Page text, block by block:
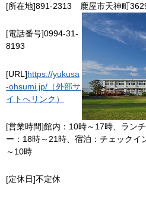
[所在地]891-2313 鹿屋市天神町
[電話番号]0994-31-
8193
[URL]https://yukusa
-ohsumi.jp/（外部サ
イトへリンク）
[営業時間]館内：10時～17時、ラン
ー：18時～21時、宿泊：チェックイ
～10時
[定休日]不定休